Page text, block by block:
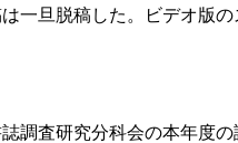
旦脱稿した。ビデオ版
査研究分科会の本年度